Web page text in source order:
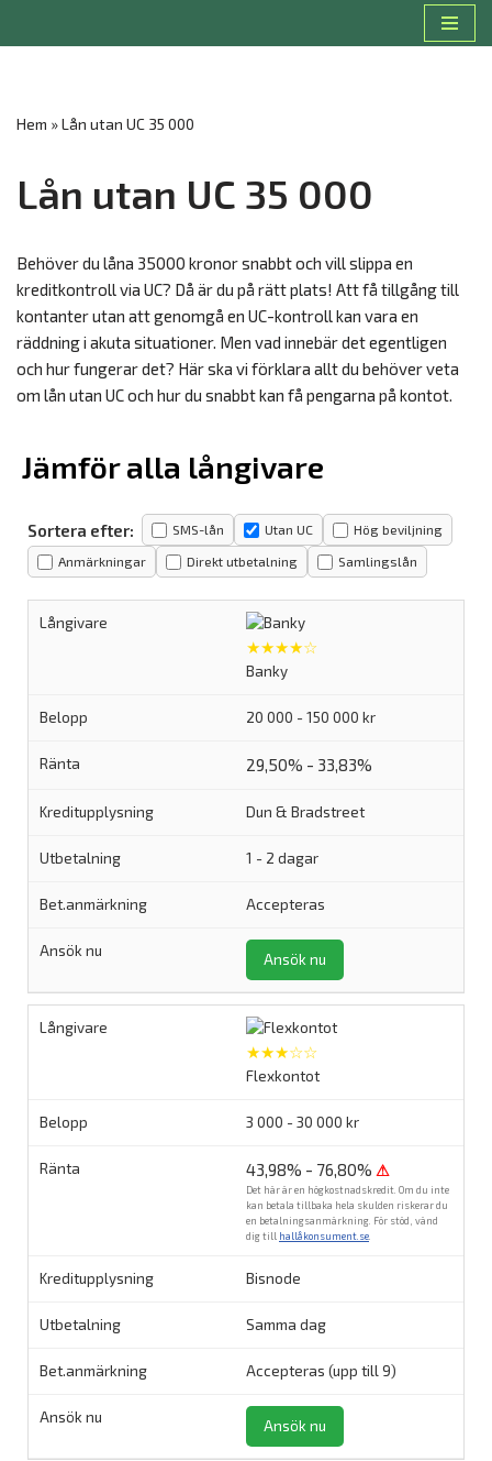
Hem »Lån utan UC 35 000
Lån utan UC 35 000
Behöver du låna 35000 kronor snabbt och vill slippa en
kreditkontroll via UC? Då är du på rätt plats! Att få tillgång till
kontanter utan att genomgå en UC-kontroll kan vara en
räddning i akuta situationer. Men vad innebär det egentligen
och hur fungerar det? Här ska vi förklara allt du behöver veta
om lån utan UC och hur du snabbt kan få pengarna på kontot.
Jämför alla långivare
Sortera efter: SMS-lån Utan UC Hög beviljning
Anmärkningar Direkt utbetalning Samlingslån
★★★★☆
Banky
20 000 - 150 000 kr
29,50% - 33,83%
Dun & Bradstreet
1 - 2 dagar
Accepteras
Ansök nu
★★★☆☆
Flexkontot
3 000 - 30 000 kr
43,98% - 76,80% ⚠
Det här är en högkostnadskredit. Om du inte
kan betala tillbaka hela skulden riskerar du
en betalningsanmärkning. För stöd, vänd
dig till hallåkonsument.se
Bisnode
Samma dag
Accepteras (upp till 9)
Ansök nu